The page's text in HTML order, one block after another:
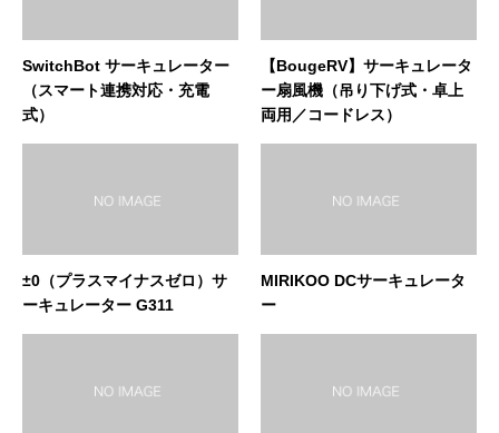
SwitchBot サーキュレーター
（スマート連携対応・充電
式）
【BougeRV】サーキュレータ
ー扇風機（吊り下げ式・卓上
両用／コードレス）
±0（プラスマイナスゼロ）サ
ーキュレーター G311
MIRIKOO DCサーキュレータ
ー